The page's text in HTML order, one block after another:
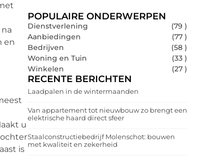
en
u
is
POPULAIRE ONDERWERPEN
Dienstverlening
(79 )
Aanbiedingen
(77 )
Bedrijven
(58 )
Woning en Tuin
(33 )
Winkelen
(27 )
RECENTE BERICHTEN
Laadpalen in de wintermaanden
Van appartement tot nieuwbouw zo brengt een
elektrische haard direct sfeer
Staalconstructiebedrijf Molenschot: bouwen
met kwaliteit en zekerheid